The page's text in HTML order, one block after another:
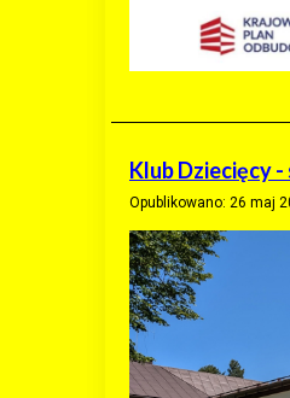
Klub Dziecięcy
Opublikowano: 26 maj